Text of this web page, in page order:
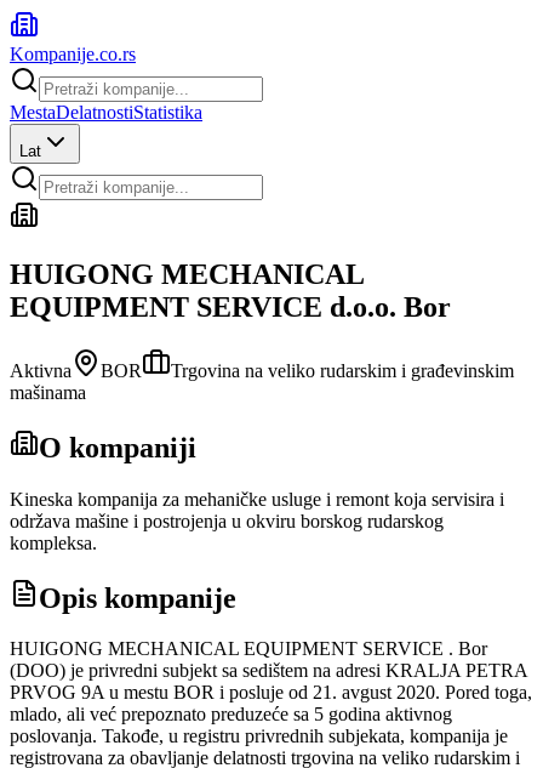
Kompanije.co.rs
MestaDelatnostiStatistika
Lat
HUIGONG MECHANICAL
EQUIPMENT SERVICE d.o.o. Bor
Aktivna BOR
Trgovina na veliko rudarskim i građevinskim
mašinama
O kompaniji
Kineska kompanija za mehaničke usluge i remont koja servisira i
održava mašine i postrojenja u okviru borskog rudarskog
kompleksa.
Opis kompanije
HUIGONG MECHANICAL EQUIPMENT SERVICE . Bor
(DOO) je privredni subjekt sa sedištem na adresi KRALJA PETRA
PRVOG 9A u mestu BOR i posluje od 21. avgust 2020. Pored toga,
mlado, ali već prepoznato preduzeće sa 5 godina aktivnog
poslovanja. Takođe, u registru privrednih subjekata, kompanija je
registrovana za obavljanje delatnosti trgovina na veliko rudarskim i